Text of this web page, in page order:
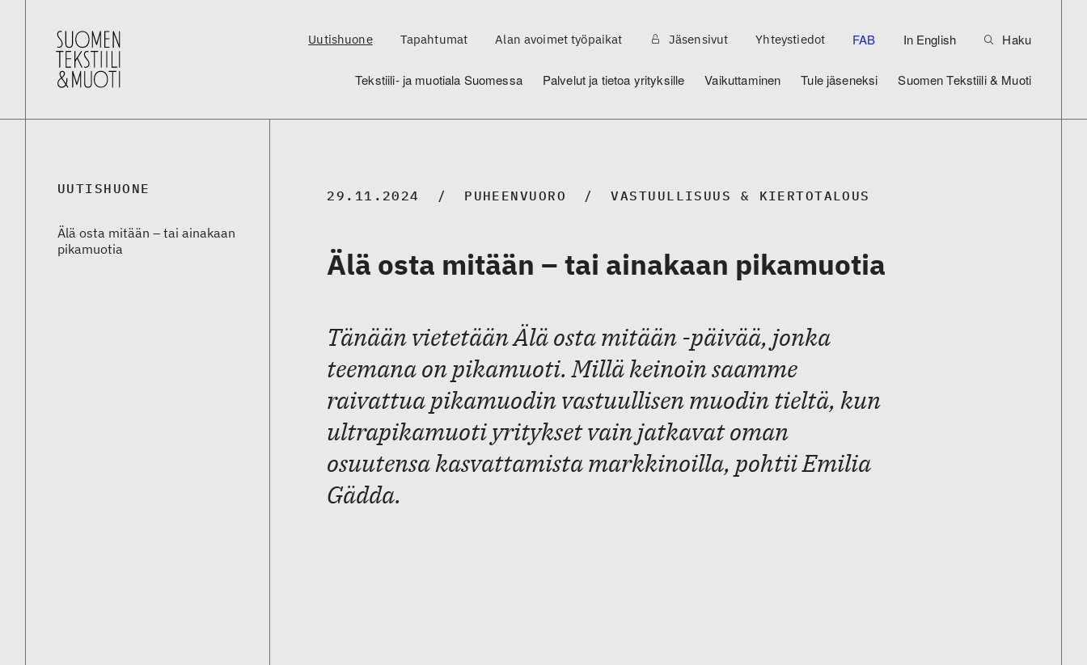
Uutishuone Tapahtumat Alan avoimet työpaikat Jäsensivut Yhteystiedot FAB In English Haku
Tekstiili- ja muotiala Suomessa Palvelut ja tietoa yrityksille Vaikuttaminen Tule jäseneksi Suomen Tekstiili & Muoti
UUTISHUONE
Älä osta mitään – tai ainakaan
pikamuotia
29.11.2024 PUHEENVUORO VASTUULLISUUS & KIERTOTALOUS
Älä osta mitään – tai ainakaan pikamuotia
Tänään vietetään Älä osta mitään -päivää, jonka
teemana on pikamuoti. Millä keinoin saamme
raivattua pikamuodin vastuullisen muodin tieltä, kun
ultrapikamuoti yritykset vain jatkavat oman
osuutensa kasvattamista markkinoilla, pohtii Emilia
Gädda.